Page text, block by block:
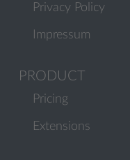
Privacy Policy
Impressum
PRODUCT
Pricing
Extensions